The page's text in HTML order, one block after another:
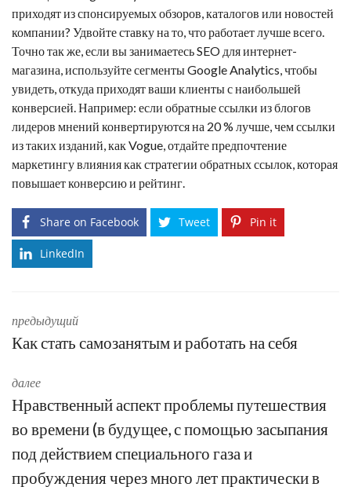
приходят из спонсируемых обзоров, каталогов или новостей
компании? Удвойте ставку на то, что работает лучше всего.
Точно так же, если вы занимаетесь SEO для интернет-
магазина, используйте сегменты Google Analytics, чтобы
увидеть, откуда приходят ваши клиенты с наибольшей
конверсией. Например: если обратные ссылки из блогов
лидеров мнений конвертируются на 20 % лучше, чем ссылки
из таких изданий, как Vogue, отдайте предпочтение
маркетингу влияния как стратегии обратных ссылок, которая
повышает конверсию и рейтинг.
Share on Facebook Tweet Pin it
LinkedIn
предыдущий
Как стать самозанятым и работать на себя
далее
Нравственный аспект проблемы путешествия
во времени (в будущее, с помощью засыпания
под действием специального газа и
пробуждения через много лет практически в